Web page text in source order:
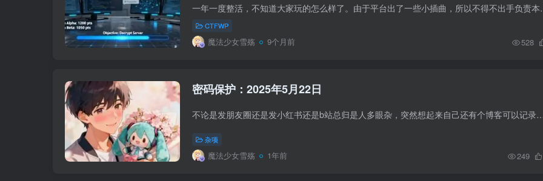
一年一度整活，不知道大家玩的怎么样了
CTFWP
魔法少女雪殇 9个月前 528
密码保护：2025年5月22日
不论是发朋友圈还是发小红书还是b站总归是人多眼杂，突然想起来自己还有个博客可以记录一下。 近期即将离职，这也是我在百度度过最爽的一个月了，终于能够做到一些想要去做的事情。计划离职后去...
杂项
魔法少女雪殇 1年前 249